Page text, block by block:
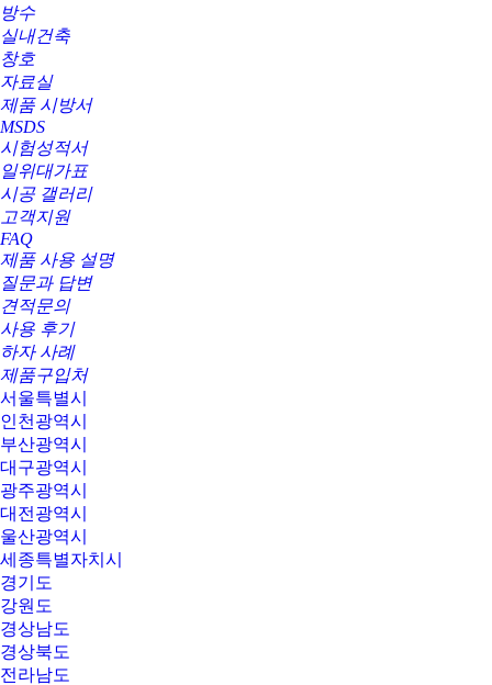
방수
실내건축
창호
자료실
제품 시방서
MSDS
시험성적서
일위대가표
시공 갤러리
고객지원
FAQ
제품 사용 설명
질문과 답변
견적문의
사용 후기
하자 사례
제품구입처
서울특별시
인천광역시
부산광역시
대구광역시
광주광역시
대전광역시
울산광역시
세종특별자치시
경기도
강원도
경상남도
경상북도
전라남도